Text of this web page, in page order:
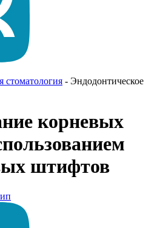
стоматология - Эндодонтическое
корневых
штифтов